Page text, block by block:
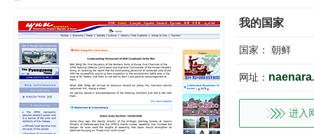
我的国家
国家： 朝鲜
网址：
进入